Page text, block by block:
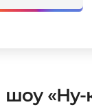
«Ну-